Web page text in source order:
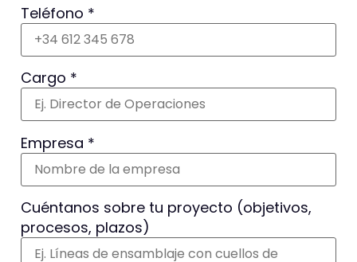
Teléfono *
Cargo *
Empresa *
Cuéntanos sobre tu proyecto (objetivos,
procesos, plazos)